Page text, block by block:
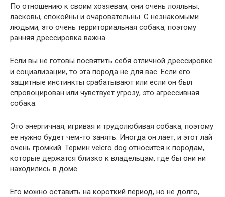
По отношению к своим хозяевам, они очень лояльны,
ласковы, спокойны и очаровательны. С незнакомыми
людьми, это очень территориальная собака, поэтому
ранняя дрессировка важна.
Если вы не готовы посвятить себя отличной дрессировке
и социализации, то эта порода не для вас. Если его
защитные инстинкты срабатывают или если он был
спровоцирован или чувствует угрозу, это агрессивная
собака.
Это энергичная, игривая и трудолюбивая собака, поэтому
ее нужно будет чем-то занять. Иногда он лает, и этот лай
очень громкий. Термин velcro dog относится к породам,
которые держатся близко к владельцам, где бы они ни
находились в доме.
Его можно оставить на короткий период, но не долго,